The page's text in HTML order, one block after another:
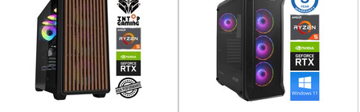
Renewd техника, Outlet